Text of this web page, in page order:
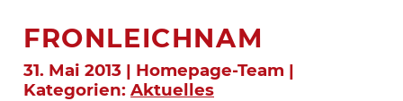
FRONLEICHNAM
31. Mai 2013 | Homepage-Team |
Kategorien: Aktuelles